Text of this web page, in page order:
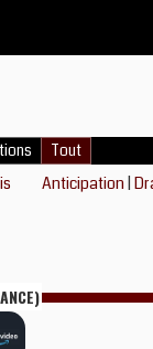
Tout
Anticipation |